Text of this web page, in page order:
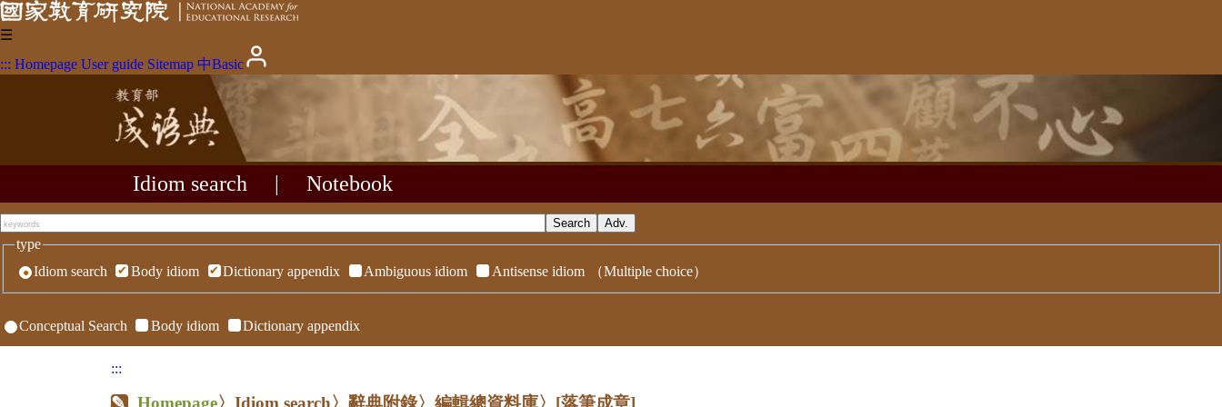
☰
::: Homepage User guide Sitemap 中Basic
Idiom search Notebook
type
Idiom search
Body idiom Dictionary appendix Ambiguous idiom Antisense idiom （Multiple choice）
Conceptual Search Body idiom Dictionary appendix
:::
Homepage〉Idiom search〉辭典附錄〉編輯總資料庫〉 [落筆成章]